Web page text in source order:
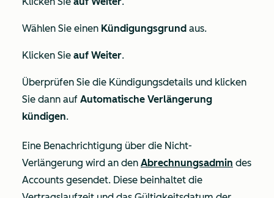
Wählen Sie einen Kündigungsgrund aus.
Klicken Sie auf Weiter.
Überprüfen Sie die Kündigungsdetails und klicken
Sie dann auf Automatische Verlängerung
kündigen.
Eine Benachrichtigung über die Nicht-
Verlängerung wird an den Abrechnungsadmin des
Accounts gesendet. Diese beinhaltet die